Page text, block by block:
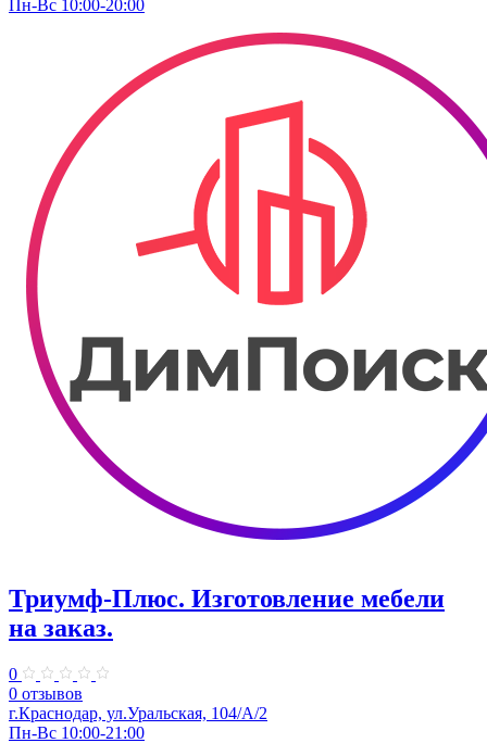
Пн-Вс 10:00-20:00
Триумф-Плюс. Изготовление мебели
на заказ.
0
0 отзывов
г.Краснодар, ул.Уральская, 104/А/2
Пн-Вс 10:00-21:00